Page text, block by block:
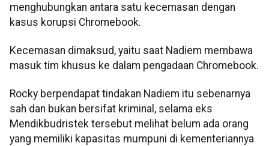
menghubungkan antara satu kecemasan dengan
kasus korupsi Chromebook.
Kecemasan dimaksud, yaitu saat Nadiem membawa
masuk tim khusus ke dalam pengadaan Chromebook.
Rocky berpendapat tindakan Nadiem itu sebenarnya
sah dan bukan bersifat kriminal, selama eks
Mendikbudristek tersebut melihat belum ada orang
yang memiliki kapasitas mumpuni di kementeriannya